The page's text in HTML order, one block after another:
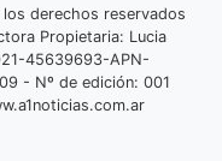
derechos reservados
Propietaria: Lucia
45639693-APN-
- Nº de edición: 001